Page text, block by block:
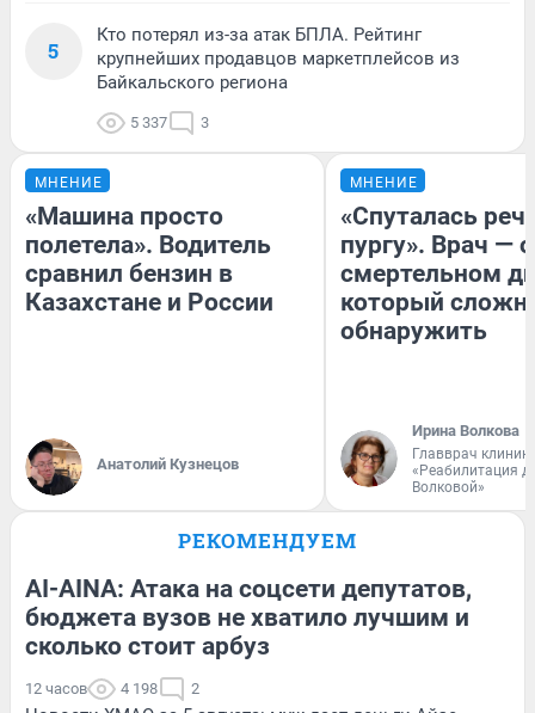
5
Кто потерял из-за атак БПЛА. Рейтинг
крупнейших продавцов маркетплейсов из
Байкальского региона
5 337 3
МНЕНИЕ
«Машина просто
полетела». Водитель
сравнил бензин в
Казахстане и России
Анатолий Кузнецов
МНЕНИЕ
«Спуталась
пургу». Врач — о
смертельном
который
обнаружить
Ирина Волкова
Главврач
«Реабилитация
Волковой»
РЕКОМЕНДУЕМ
AI-AINA: Атака на соцсети депутатов,
бюджета вузов не хватило лучшим и
сколько стоит арбуз
12 часов 4 198 2